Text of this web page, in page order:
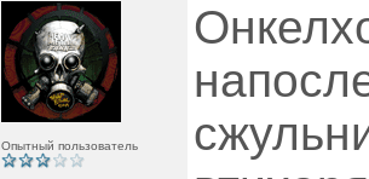
Опытный пользователь